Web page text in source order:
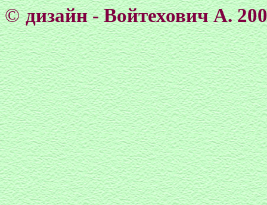
© дизайн - Войтехович А.